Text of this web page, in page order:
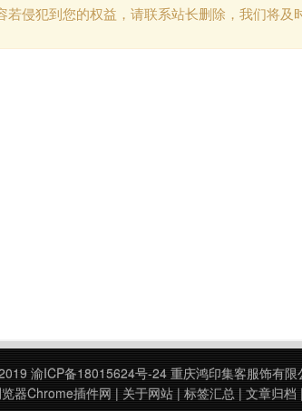
侵犯到您的权益，请联系站长删除，我们将及
渝ICP备18015624号-24 重庆鸿印集客服饰有
器Chrome插件网 | 关于网站| 标签汇总| 文章归档 |